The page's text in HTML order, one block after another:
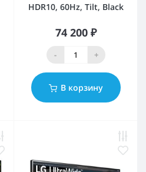
HDR10, 60Hz, Tilt, Black
74 200 ₽
- +
В корзину